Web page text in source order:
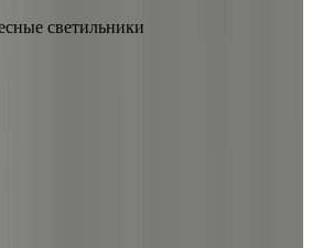
светильники